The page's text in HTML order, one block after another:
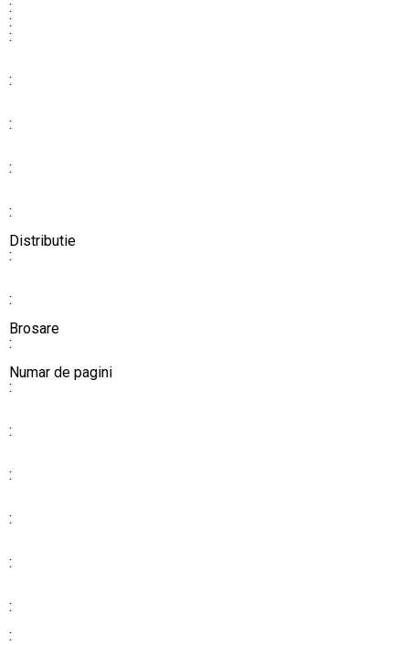
:
:
:
:
:
:
:
Distributie
:
:
​​​​​​​​​​​​​​Brosare
:
Numar de pagini
:
:
:
:
:
:
: